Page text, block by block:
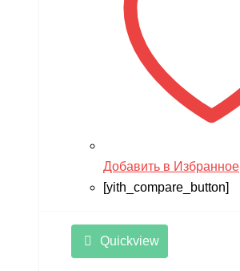
Добавить в Избранное
[yith_compare_button]
Quickview